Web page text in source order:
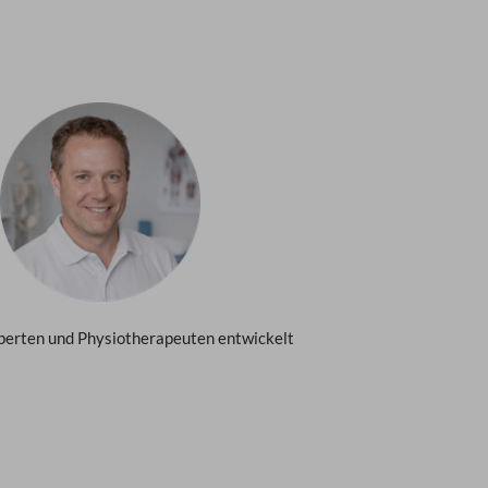
und Physiotherapeuten entwickelt